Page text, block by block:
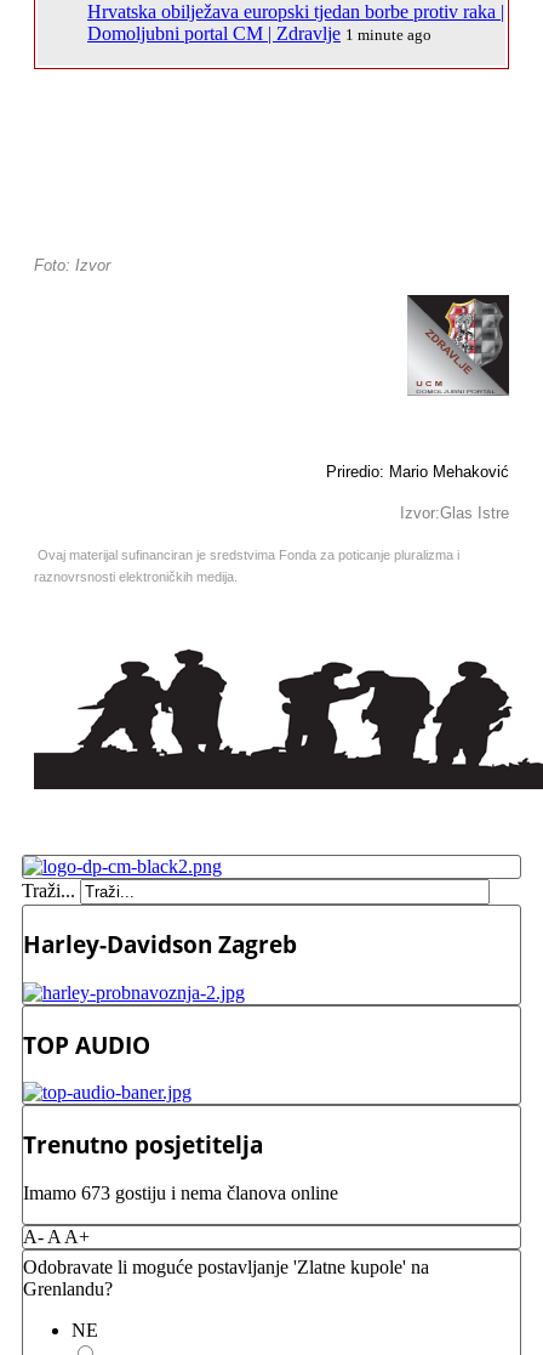
Hrvatska obilježava europski tjedan borbe protiv raka |
Domoljubni portal CM | Zdravlje 1 minute ago
Foto: Izvor
Priredio: Mario Mehaković
Izvor:Glas Istre
Ovaj materijal sufinanciran je sredstvima Fonda za poticanje pluralizma i
raznovrsnosti elektroničkih medija.
Traži...
Harley-Davidson Zagreb
TOP AUDIO
Trenutno posjetitelja
Imamo 673 gostiju i nema članova online
A- A A+
Odobravate li moguće postavljanje 'Zlatne kupole' na
Grenlandu?
NE